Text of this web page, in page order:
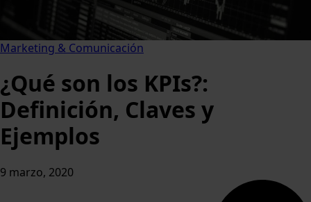
Marketing & Comunicación
¿Qué son los KPIs?:
Definición, Claves y
Ejemplos
9 marzo, 2020